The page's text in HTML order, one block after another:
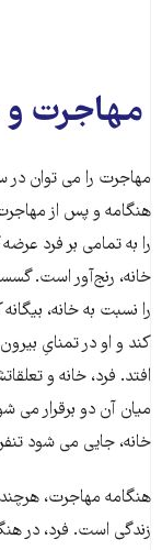
مهاجرت
مهاجرت را مى توان
هنگامه و پس از
را به تمامى بر فرد
خانه، رنج‌آور است.
را نسبت به خانه،
کند و او در تمناىِ
افتد. فرد، خانه و
میان آن دو برقرار مى
خانه، جایى مى شود
هنگامه مهاجرت،
زندگى است. فرد، در